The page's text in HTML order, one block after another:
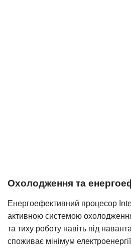
Охолодження та
Енергоефективний процесор
активною системою
та тиху роботу навіть під
споживає мінімум